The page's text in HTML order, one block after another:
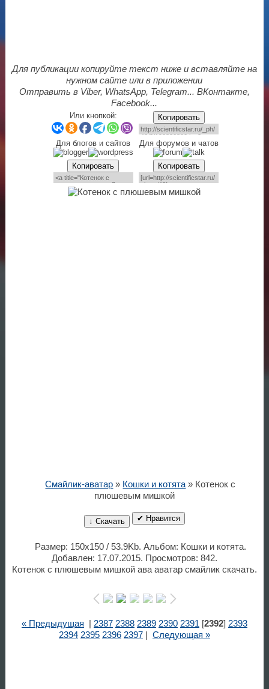
Для публикации копируйте текст ниже и вставляйте на
нужном сайте или в приложении
Отправить в Viber, WhatsApp, Telegram... ВКонтакте,
Facebook...
Или кнопкой: Копировать
Для блогов и сайтов Для форумов и чатов
Копировать Копировать
Смайлик-аватар » Кошки и котята » Котенок с
плюшевым мишкой
↓ Скачать ✔ Нравится
Размер: 150x150 / 53.9Kb. Альбом: Кошки и котята.
Добавлен: 17.07.2015. Просмотров: 842.
Котенок с плюшевым мишкой ава аватар смайлик скачать.
« Предыдущая 2387 2388 2389 2390 2391 [2392] 2393
2394 2395 2396 2397| Следующая »